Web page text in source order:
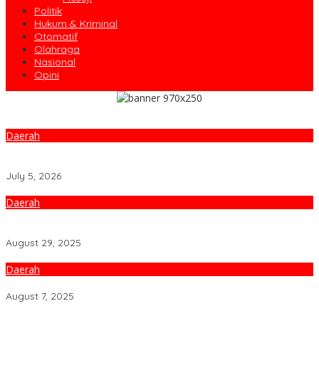
Politik
Hukum & Kriminal
Otomatif
Olahraga
Nasional
Opini
Daerah
July 5, 2026
Daerah
August 29, 2025
Daerah
August 7, 2025